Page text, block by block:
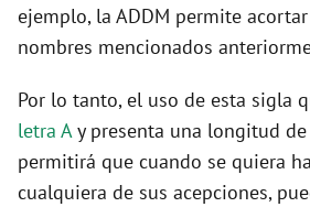
ejemplo, la ADDM permite
nombres mencionados
Por lo tanto, el uso de esta sigla
letra Ay presenta una longitud de
permitirá que cuando se quiera
cualquiera de sus acepciones,